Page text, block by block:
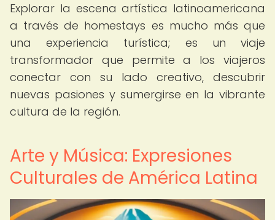
Explorar la escena artística latinoamericana
a través de homestays es mucho más que
una experiencia turística; es un viaje
transformador que permite a los viajeros
conectar con su lado creativo, descubrir
nuevas pasiones y sumergirse en la vibrante
cultura de la región.
Arte y Música: Expresiones
Culturales de América Latina